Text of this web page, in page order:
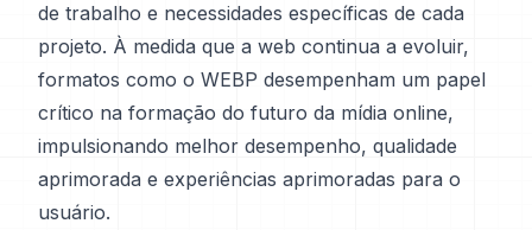
de trabalho e necessidades específicas de cada
projeto. À medida que a web continua a evoluir,
formatos como o WEBP desempenham um papel
crítico na formação do futuro da mídia online,
impulsionando melhor desempenho, qualidade
aprimorada e experiências aprimoradas para o
usuário.